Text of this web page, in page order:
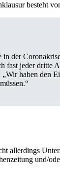
besteht
der
fast jeder dritte
haben den
allerdings
und/